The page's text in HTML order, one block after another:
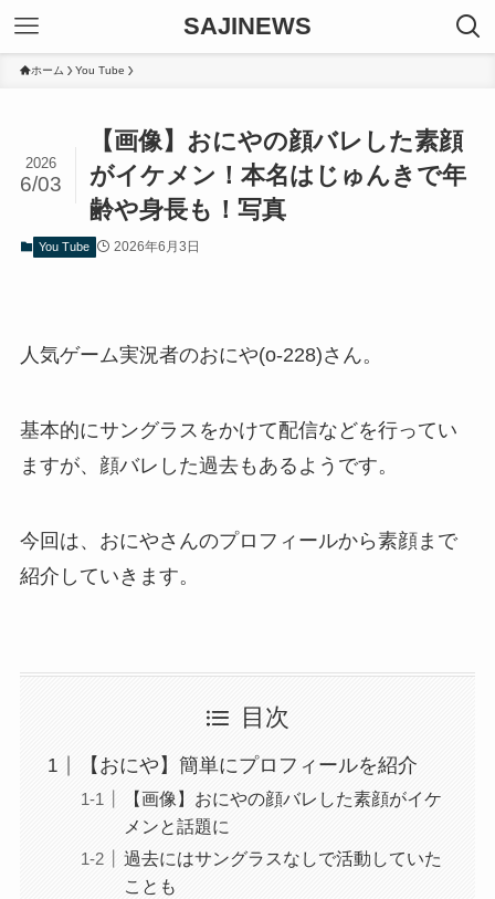
SAJINEWS
ホーム You Tube
【画像】おにやの顔バレした素顔
がイケメン！本名はじゅんきで年
齢や身長も！写真
2026
6/03
You Tube 2026年6月3日
人気ゲーム実況者のおにや(o-228)さん。
基本的にサングラスをかけて配信などを行ってい
ますが、顔バレした過去もあるようです。
今回は、おにやさんのプロフィールから素顔まで
紹介していきます。
目次
【おにや】簡単にプロフィールを紹介
【画像】おにやの顔バレした素顔がイケ
メンと話題に
過去にはサングラスなしで活動していた
ことも